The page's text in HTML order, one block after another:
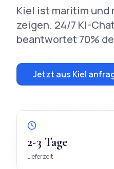
Kiel ist maritim und
zeigen. 24/7 KI-
beantwortet 70%
Jetzt aus Kiel
2-3 Tage
Lieferzeit